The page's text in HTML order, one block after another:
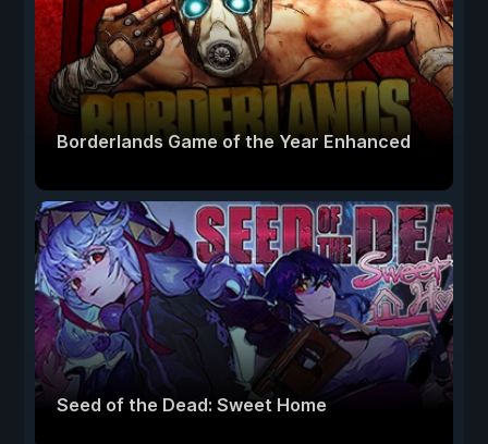
Borderlands Game of the Year Enhanced
Seed of the Dead: Sweet Home